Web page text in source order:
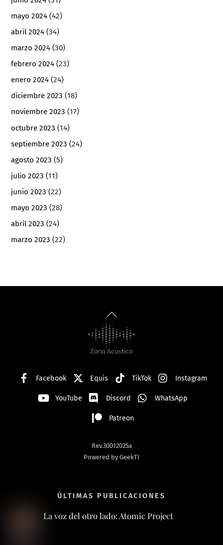
mayo 2024 (42)
abril 2024 (34)
marzo 2024 (30)
febrero 2024 (23)
enero 2024 (24)
diciembre 2023 (18)
noviembre 2023 (17)
octubre 2023 (14)
septiembre 2023 (24)
agosto 2023 (5)
julio 2023 (11)
junio 2023 (22)
mayo 2023 (28)
abril 2023 (24)
marzo 2023 (22)
Back
To
Top
Facebook Equis TikTok Instagram
YouTube Discord WhatsApp
Patreon
Rev.30012025a
Powered by GeekTI
ÚLTIMAS PUBLICACIONES
La voz del otro lado: Atomic Project